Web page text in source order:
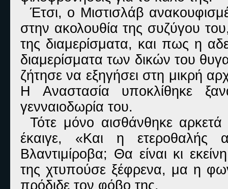
Έτσι, ο Μιστισλάβ
στην ακολουθία της συζύγου
της διαμερίσματα, και πως η
διαμερίσματα των δικών του
ζήτησε να εξηγήσει στη μικρή
Η Αναστασία υποκλίθηκε
γενναιοδωρία του.
Τότε μόνο αισθάνθηκε
έκαιγε, «Και η ετεροθαλής
Βλαντιμίροβα; Θα είναι κι
της χτυπούσε ξέφρενα, μα η
πρόδιδε τον φόβο της.